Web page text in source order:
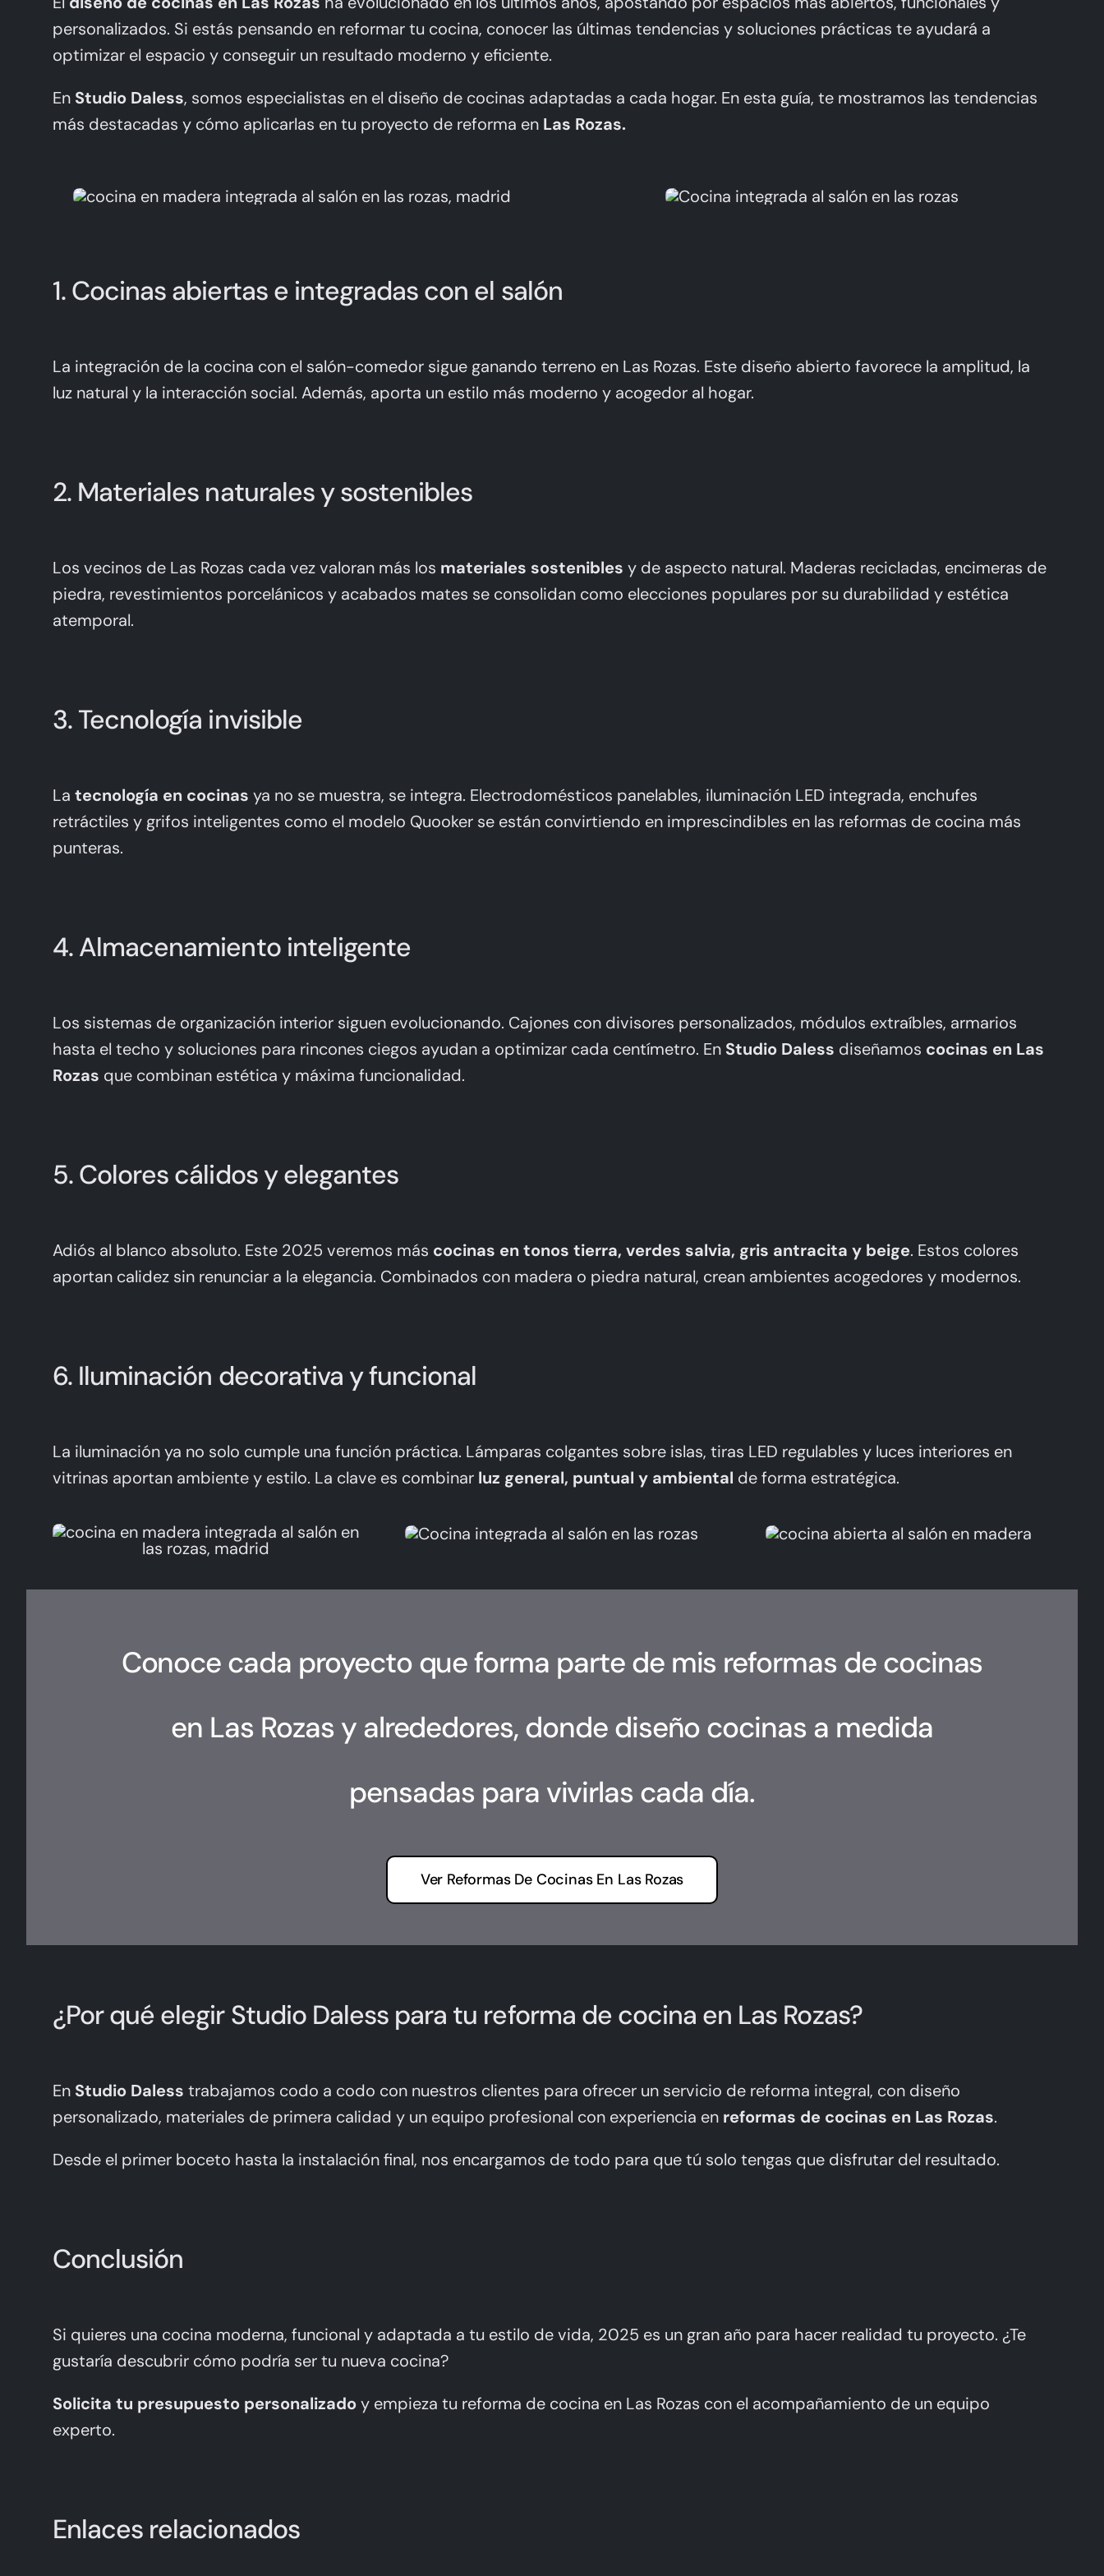
personalizados. Si estás pensando en reformar tu cocina, conocer las últimas tendencias y soluciones prácticas te ayudará a
optimizar el espacio y conseguir un resultado moderno y eficiente.
En Studio Daless, somos especialistas en el diseño de cocinas adaptadas a cada hogar. En esta guía, te mostramos las tendencias
más destacadas y cómo aplicarlas en tu proyecto de reforma en Las Rozas.
1. Cocinas abiertas e integradas con el salón
La integración de la cocina con el salón-comedor sigue ganando terreno en Las Rozas. Este diseño abierto favorece la amplitud, la
luz natural y la interacción social. Además, aporta un estilo más moderno y acogedor al hogar.
2. Materiales naturales y sostenibles
Los vecinos de Las Rozas cada vez valoran más los materiales sostenibles y de aspecto natural. Maderas recicladas, encimeras de
piedra, revestimientos porcelánicos y acabados mates se consolidan como elecciones populares por su durabilidad y estética
atemporal.
3. Tecnología invisible
La tecnología en cocinas ya no se muestra, se integra. Electrodomésticos panelables, iluminación LED integrada, enchufes
retráctiles y grifos inteligentes como el modelo Quookerse están convirtiendo en imprescindibles en las reformas de cocina más
punteras.
4. Almacenamiento inteligente
Los sistemas de organización interior siguen evolucionando. Cajones con divisores personalizados, módulos extraíbles, armarios
hasta el techo y soluciones para rincones ciegos ayudan a optimizar cada centímetro. En Studio Daless diseñamos cocinas en Las
Rozas que combinan estética y máxima funcionalidad.
5. Colores cálidos y elegantes
Adiós al blanco absoluto. Este 2025 veremos más cocinas en tonos tierra, verdes salvia, gris antracita y beige. Estos colores
aportan calidez sin renunciar a la elegancia. Combinados con madera o piedra natural, crean ambientes acogedores y modernos.
6. Iluminación decorativa y funcional
La iluminación ya no solo cumple una función práctica. Lámparas colgantes sobre islas, tiras LED regulables y luces interiores en
vitrinas aportan ambiente y estilo. La clave es combinar luz general, puntual y ambiental de forma estratégica.
Conoce cada proyecto que forma parte de mis reformas de cocinas
en Las Rozas y alrededores, donde diseño cocinas a medida
pensadas para vivirlas cada día.
Ver Reformas De Cocinas En Las Rozas
¿Por qué elegir Studio Daless para tu reforma de cocina en Las Rozas?
En Studio Daless trabajamos codo a codo con nuestros clientes para ofrecer un servicio de reforma integral, con diseño
personalizado, materiales de primera calidad y un equipo profesional con experiencia en reformas de cocinas en Las Rozas.
Desde el primer boceto hasta la instalación final, nos encargamos de todo para que tú solo tengas que disfrutar del resultado.
Conclusión
Si quieres una cocina moderna, funcional y adaptada a tu estilo de vida, 2025 es un gran año para hacer realidad tu proyecto. ¿Te
gustaría descubrir cómo podría ser tu nueva cocina?
Solicita tu presupuesto personalizadoy empieza tu reforma de cocina en Las Rozas con el acompañamiento de un equipo
experto.
Enlaces relacionados